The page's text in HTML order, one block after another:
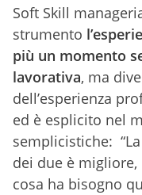
Soft Skill
strumento
più un momento
lavorativa, ma
dell’esperienza
ed è esplicito nel
semplicistiche:
dei due è migliore,
cosa ha bisogno